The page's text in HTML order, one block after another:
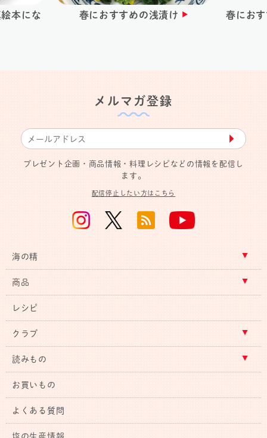
本にな 春におすすめの浅漬け 春にお
メルマガ登録
▶︎
プレゼント企画・商品情報・料理レシピなどの情報を配信し
ます。
配信停止したい方はこちら
海の精
商品
レシピ
クラブ
読みもの
お買いもの
よくある質問
塩の生産情報